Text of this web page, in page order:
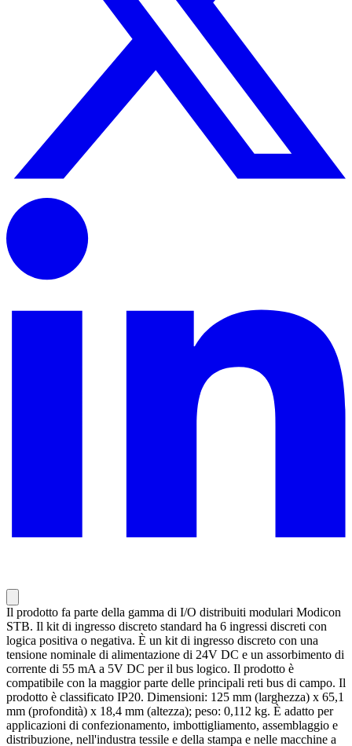
Il prodotto fa parte della gamma di I/O distribuiti modulari Modicon
STB. Il kit di ingresso discreto standard ha 6 ingressi discreti con
logica positiva o negativa. È un kit di ingresso discreto con una
tensione nominale di alimentazione di 24V DC e un assorbimento di
corrente di 55 mA a 5V DC per il bus logico. Il prodotto è
compatibile con la maggior parte delle principali reti bus di campo. Il
prodotto è classificato IP20. Dimensioni: 125 mm (larghezza) x 65,1
mm (profondità) x 18,4 mm (altezza); peso: 0,112 kg. È adatto per
applicazioni di confezionamento, imbottigliamento, assemblaggio e
distribuzione, nell'industra tessile e della stampa e nelle macchine a